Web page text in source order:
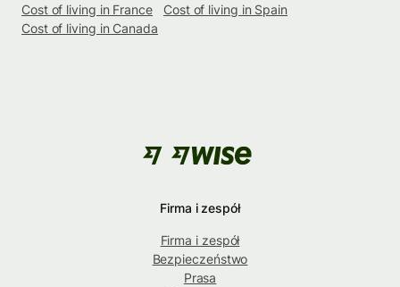
Cost of living in France
Cost of living in Spain
Cost of living in Canada
Firma i zespół
Firma i zespół
Bezpieczeństwo
Prasa